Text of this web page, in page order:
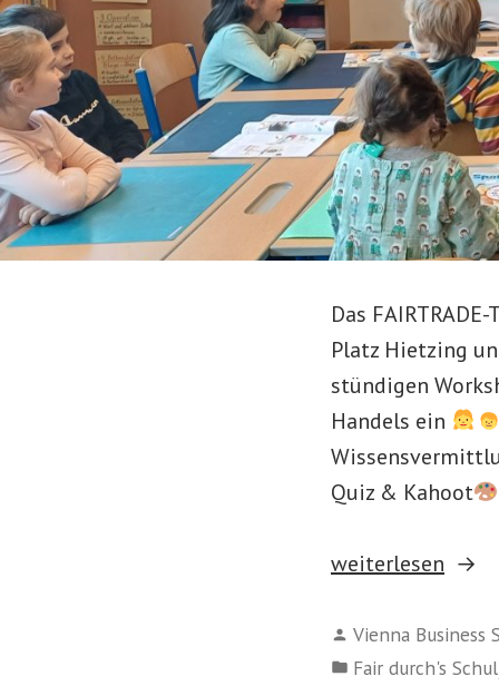
Das
Platz Hietzing
stündigen
Handels ein
Quiz & Kahoot
„
FAIRTRADE
weiterlesen
Verfasst
von
Vienna Business
Veröffentlicht
Fair durch's